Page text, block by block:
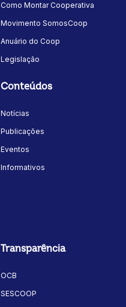
Como Montar Cooperativa
Movimento SomosCoop
Anuário do Coop
Legislação
Conteúdos
Notícias
Publicações
Eventos
Informativos
Transparência
OCB
SESCOOP